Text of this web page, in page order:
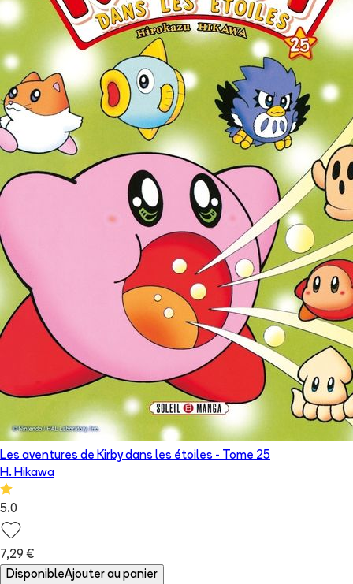
Les aventures de Kirby dans les étoiles - Tome 25
H. Hikawa
5.0
7,29 €
DisponibleAjouter au panier